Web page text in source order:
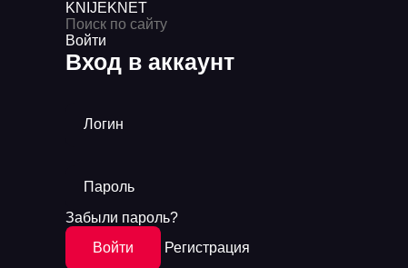
KNIJEKNET
Войти
Вход в аккаунт
Логин
Пароль
Забыли пароль?
Войти
Регистрация